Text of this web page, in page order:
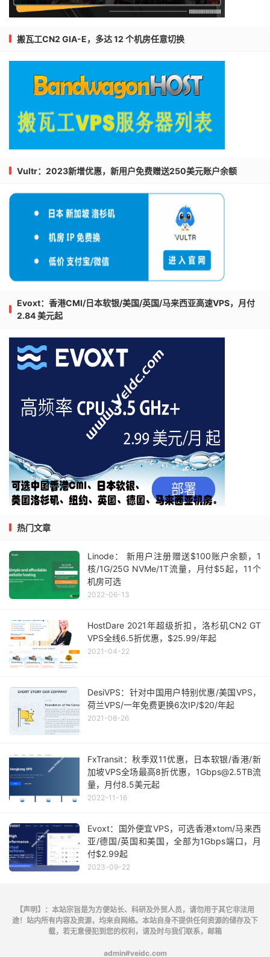
搬瓦工CN2 GIA-E，多达 12 个机房任意切换
Vultr：2023新增优惠，新用户免费赠送250美元账户余额
Evoxt：香港CMI/日本软银/美国/英国/马来西亚高速VPS，月付
2.84 美元起
热门文章
Linode： 新用户注册赠送$100账户余额，1
核/1G/25G NVMe/1T流量，月付$5起，11个
机房可选
2022-06-13
HostDare 2021年超级折扣，洛杉矶CN2 GT
VPS全线6.5折优惠，$25.99/年起
2021-04-22
DesiVPS：针对中国用户特别优惠/美国VPS，
荷兰VPS/一年免费更换6次IP/$20/年起
2021-08-26
FxTransit：秋季双11优惠，日本软银/香港/新
加坡VPS全场最高8折优惠，1Gbps@2.5TB流
量，月付8.5美元起
2022-11-16
Evoxt：国外便宜VPS，可选香港xtom/马来西
亚/德国/英国和美国，全部为1Gbps端口，月
付$2.99起
2023-09-22
【声明】：本站宗旨是为方便站长、科研及外贸人员，请勿用于其它非法用
途！站内所有内容及资源，均来自网络。本站自身不提供任何资源的储存及下
载，若无意侵犯到您的权利，请及时与我们联系，邮箱
admin#veidc.com